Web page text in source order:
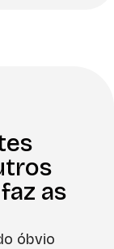
as
óbvio